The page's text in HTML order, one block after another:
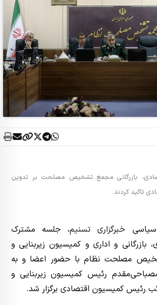
بازرگانی مجمع تشخیص مصلحت بر تدوین
تاکید کردند.
خبرگزاری تسنیم، جلسه مشترک
بازرگانی و اداری و کمیسیون زیربنایی و
مصلحت نظام با حضور اعضا و به
رئیس کمیسیون زیربنایی و
رئیس کمیسیون اقتصادی برگزار شد.